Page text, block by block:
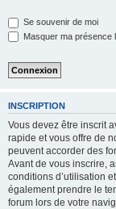
Se souvenir de moi
Masquer ma présence
INSCRIPTION
Vous devez être inscrit
rapide et vous offre de
peuvent accorder des
Avant de vous inscrire,
conditions d’utilisation
également prendre le
forum lors de votre